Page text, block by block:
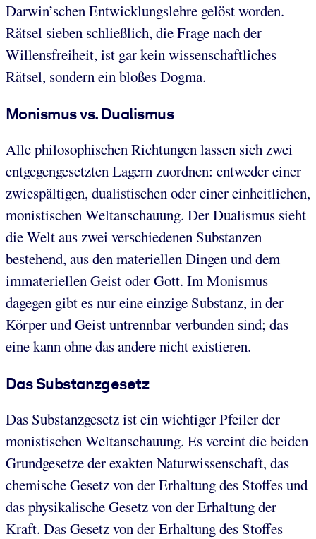
Darwin’schen Entwicklungslehre gelöst worden.
Rätsel sieben schließlich, die Frage nach der
Willensfreiheit, ist gar kein wissenschaftliches
Rätsel, sondern ein bloßes Dogma.
Monismus vs. Dualismus
Alle philosophischen Richtungen lassen sich zwei
entgegengesetzten Lagern zuordnen: entweder einer
zwiespältigen, dualistischen oder einer einheitlichen,
monistischen Weltanschauung. Der Dualismus sieht
die Welt aus zwei verschiedenen Substanzen
bestehend, aus den materiellen Dingen und dem
immateriellen Geist oder Gott. Im Monismus
dagegen gibt es nur eine einzige Substanz, in der
Körper und Geist untrennbar verbunden sind; das
eine kann ohne das andere nicht existieren.
Das Substanzgesetz
Das Substanzgesetz ist ein wichtiger Pfeiler der
monistischen Weltanschauung. Es vereint die beiden
Grundgesetze der exakten Naturwissenschaft, das
chemische Gesetz von der Erhaltung des Stoffes und
das physikalische Gesetz von der Erhaltung der
Kraft. Das Gesetz von der Erhaltung des Stoffes